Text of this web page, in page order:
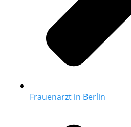
Frauenarzt in Berlin